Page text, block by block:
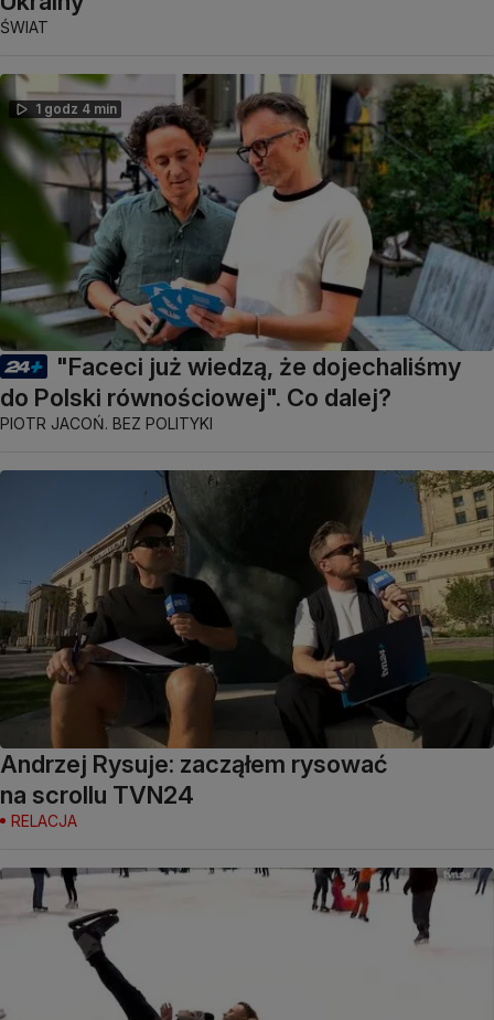
ŚWIAT
1 godz 4 min
"Faceci już wiedzą, że dojechaliśmy
do Polski równościowej". Co dalej?
PIOTR JACOŃ. BEZ POLITYKI
Andrzej Rysuje: zacząłem rysować
na scrollu TVN24
RELACJA